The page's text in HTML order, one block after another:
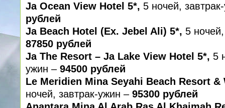
Ja Ocean View Hotel 5*, 5 ночей,
рублей
Ja Beach Hotel (Ex. Jebel Ali) 5*, 5
87850 рублей
Ja The Resort – Ja Lake View Hotel 5*, 5
ужин – 94500 рублей
Le Meridien Mina Seyahi Beach Resort &
ночей, завтрак-ужин – 95300 рублей